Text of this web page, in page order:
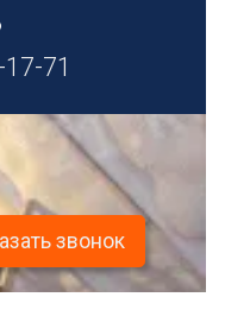
71
звонок